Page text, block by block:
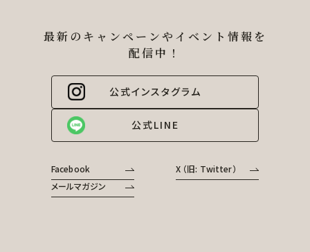
最新のキャンペーンやイベント情報を
配信中！
公式インスタグラム
公式LINE
Facebook
X （旧: Twitter）
メールマガジン